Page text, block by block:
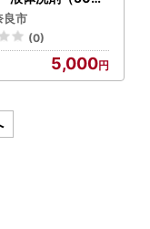
替え用ボトル2個
みせっけん（10
プロ用仕様 液体
洗濯用洗剤 プロ
用品 奈良 J-115
良市
(0)
5,000